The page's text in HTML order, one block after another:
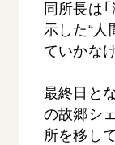
同所長は
示した“人
ていかな
最終日と
の故郷シ
所を移し